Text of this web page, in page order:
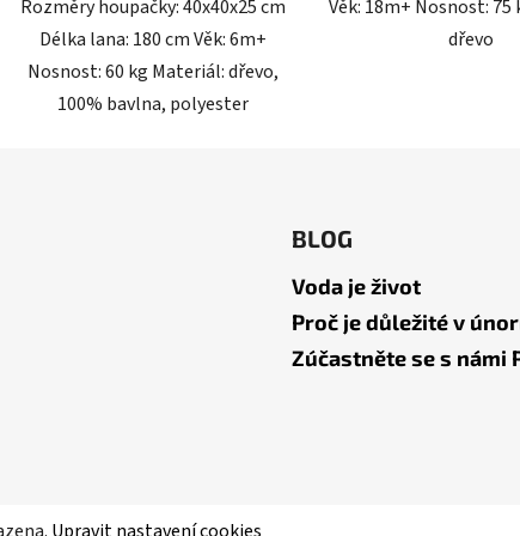
Rozměry houpačky: 40x40x25 cm
Délka lana: 180 cm Věk: 6m+
Nosnost: 60 kg Materiál: dřevo,
100% bavlna, polyester
Věk: 18m+ Nosnost:
dřevo
BLOG
Voda je život
Proč je důležité v
Zúčastněte se s námi